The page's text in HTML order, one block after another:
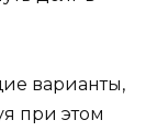
варианты,
при этом